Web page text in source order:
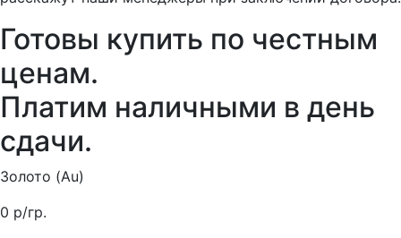
Готовы купить по честным
ценам.
Платим наличными в день
сдачи.
Золото (Au)
0 р/гр.